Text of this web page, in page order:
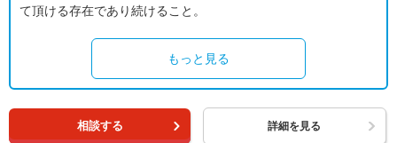
て頂ける存在であり続けること。
もっと見る
相談する 詳細を見る